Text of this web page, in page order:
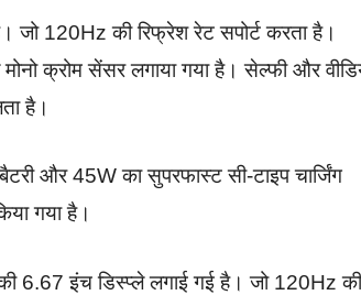
जो 120Hz की रिफ्रेश रेट सपोर्ट करता है।
क्रोम सेंसर लगाया गया है। सेल्फी और
है।
और 45W का सुपरफास्ट सी-टाइप चार्जिंग
गया है।
6.67 इंच डिस्प्ले लगाई गई है। जो 120Hz की